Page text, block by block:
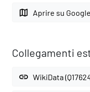
map Aprire su
Collegamenti
link WikiData